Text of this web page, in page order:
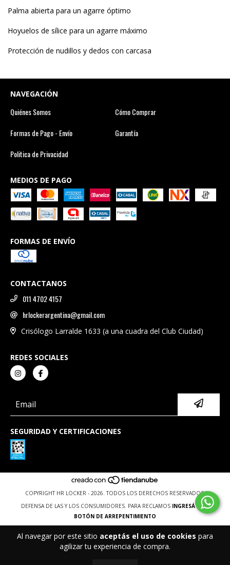
Al navegar por este sitio aceptás el uso de cookies para
agilizar tu experiencia de compra.
Palma abierta para un agarre óptimo
Hoyuelos de sílice para un agarre máximo
Protección de nudillos y dedos con carcasa
NAVEGACIÓN
Quiénes Somos
Cómo Comprar
Formas de Pago - Envío
Garantía
Politica de Privacidad
MEDIOS DE PAGO
FORMAS DE ENVÍO
CONTACTANOS
011 4702 4157
hrlockerargentina@gmail.com
Crisólogo Larralde 1633 (a una cuadra del Club Ciudad)
REDES SOCIALES
SEGURIDAD Y CERTIFICACIONES
COPYRIGHT HR LOCKER - 2026. TODOS LOS DERECHOS RESERVADOS.
DEFENSA DE LAS Y LOS CONSUMIDORES. PARA RECLAMOS INGRESÁ ACÁ.
BOTÓN DE ARREPENTIMIENTO